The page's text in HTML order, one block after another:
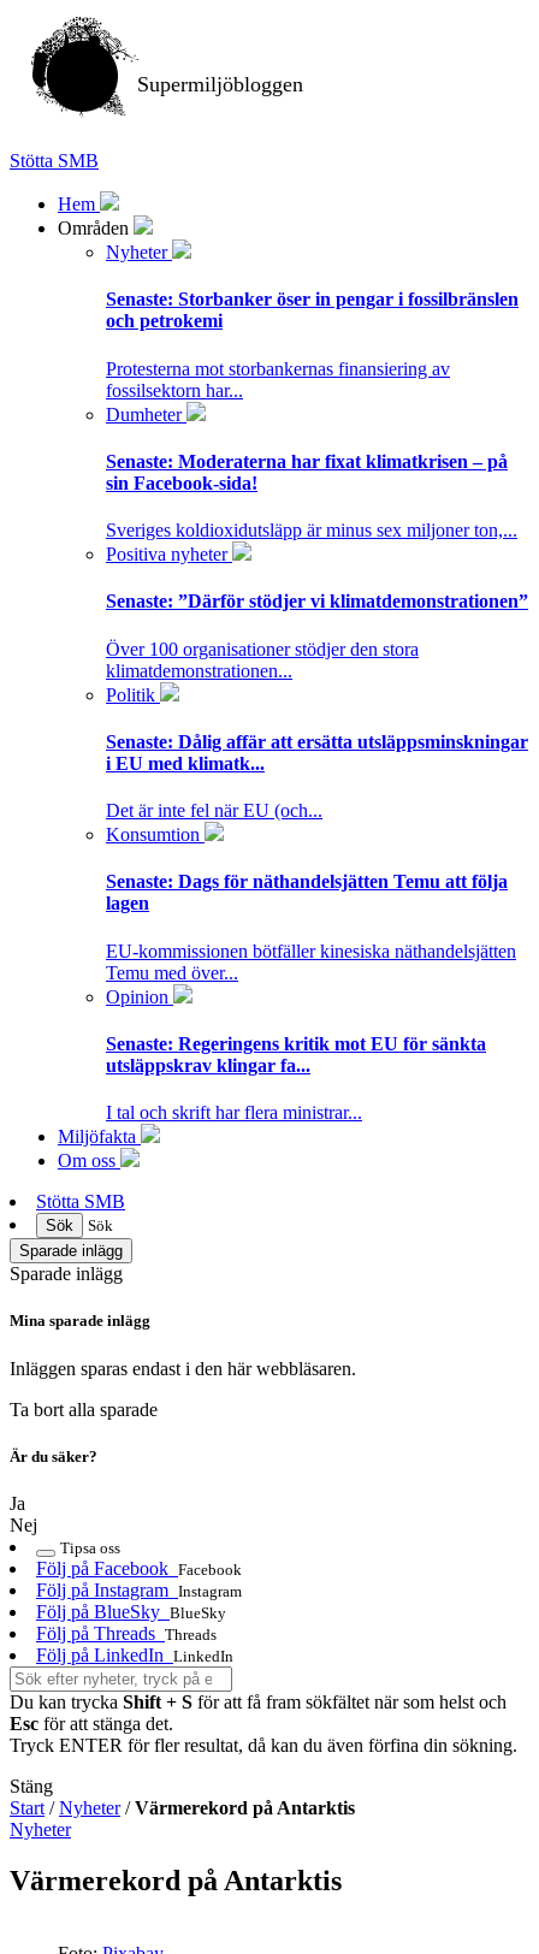
Supermiljöbloggen
Stötta SMB
Hem
Områden
Nyheter
Senaste: Storbanker öser in pengar i fossilbränslen
och petrokemi
Protesterna mot storbankernas finansiering av
fossilsektorn har...
Dumheter
Senaste: Moderaterna har fixat klimatkrisen – på
sin Facebook-sida!
Sveriges koldioxidutsläpp är minus sex miljoner ton,...
Positiva nyheter
Senaste: ”Därför stödjer vi klimatdemonstrationen”
Över 100 organisationer stödjer den stora
klimatdemonstrationen...
Politik
Senaste: Dålig affär att ersätta utsläppsminskningar
i EU med klimatk...
Det är inte fel när EU (och...
Konsumtion
Senaste: Dags för näthandelsjätten Temu att följa
lagen
EU-kommissionen bötfäller kinesiska näthandelsjätten
Temu med över...
Opinion
Senaste: Regeringens kritik mot EU för sänkta
utsläppskrav klingar fa...
I tal och skrift har flera ministrar...
Miljöfakta
Om oss
Stötta SMB
Sök
Sök
Sparade inlägg
Sparade inlägg
Mina sparade inlägg
Inläggen sparas endast i den här webbläsaren.
Ta bort alla sparade
Är du säker?
Ja
Nej
Tipsa oss
Följ på Facebook Facebook
Följ på Instagram Instagram
Följ på BlueSky BlueSky
Följ på Threads Threads
Följ på LinkedIn LinkedIn
Du kan trycka Shift + S för att få fram sökfältet när som helst och
Esc för att stänga det.
Tryck ENTER för fler resultat, då kan du även förfina din sökning.
Stäng
Start /Nyheter/Värmerekord på Antarktis
Nyheter
Värmerekord på Antarktis